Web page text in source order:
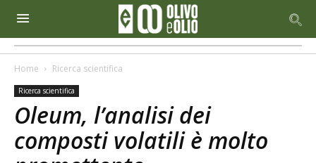
Home Ricerca scientifica
Ricerca scientifica
Oleum, l’analisi dei
composti volatili è molto